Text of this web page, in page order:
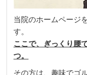
当院のホームページ
す。
ここで、ぎっくり腰
つ。
その方は、趣味でゴ